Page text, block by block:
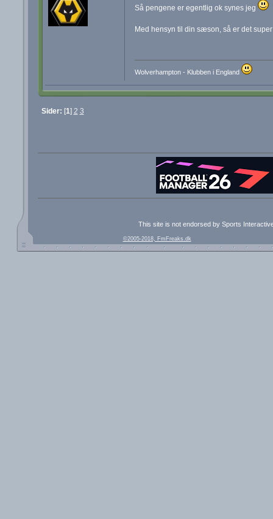
Så pengene er egentlig ok synes jeg
Med hensyn til din sæson, så er det
Wolverhampton - Klubben i England
Sider: [1] 2 3
This site is not endorsed by Sports
©2005-2018, FmFreaks.dk